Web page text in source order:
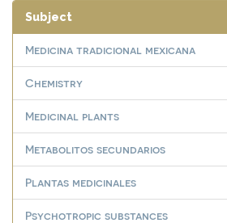
Subject
Medicina tradicional mexicana
Chemistry
Medicinal plants
Metabolitos secundarios
Plantas medicinales
Psychotropic substances